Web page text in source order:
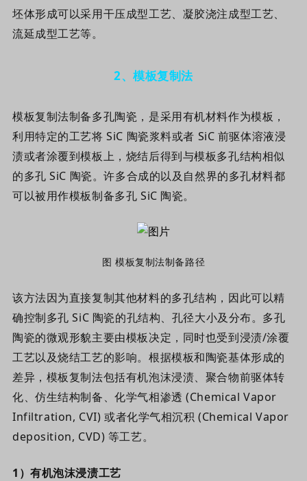
坯体形成可以采用干压成型工艺、凝胶浇注成型工艺、
流延成型工艺等。
2、模板复制法
模板复制法制备多孔陶瓷，是采用有机材料作为模板，
利用特定的工艺将 SiC 陶瓷浆料或者 SiC 前驱体溶液浸
渍或者涂覆到模板上，烧结后得到与模板多孔结构相似
的多孔 SiC 陶瓷。许多合成的以及自然界的多孔材料都
可以被用作模板制备多孔 SiC 陶瓷。
图 模板复制法制备路径
该方法因为直接复制其他材料的多孔结构，因此可以精
确控制多孔 SiC 陶瓷的孔结构、孔径大小及分布。多孔
陶瓷的微观形貌主要由模板决定，同时也受到浸渍/涂覆
工艺以及烧结工艺的影响。根据模板和陶瓷基体形成的
差异，模板复制法包括有机泡沫浸渍、聚合物前驱体转
化、仿生结构制备、化学气相渗透 (Chemical Vapor
Infiltration, CVI) 或者化学气相沉积 (Chemical Vapor
deposition, CVD) 等工艺。
1 ）有机泡沫浸渍工艺